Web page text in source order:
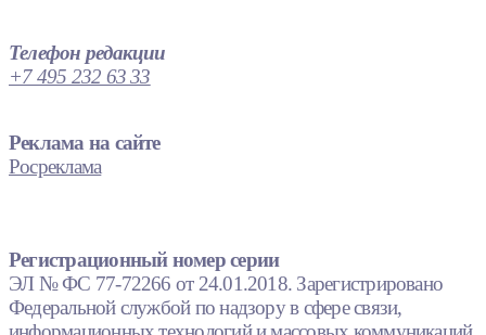
Телефон редакции
+7 495 232 63 33
Реклама на сайте
Росреклама
Регистрационный номер серии
ЭЛ № ФС 77-72266 от 24.01.2018. Зарегистрировано
Федеральной службой по надзору в сфере связи,